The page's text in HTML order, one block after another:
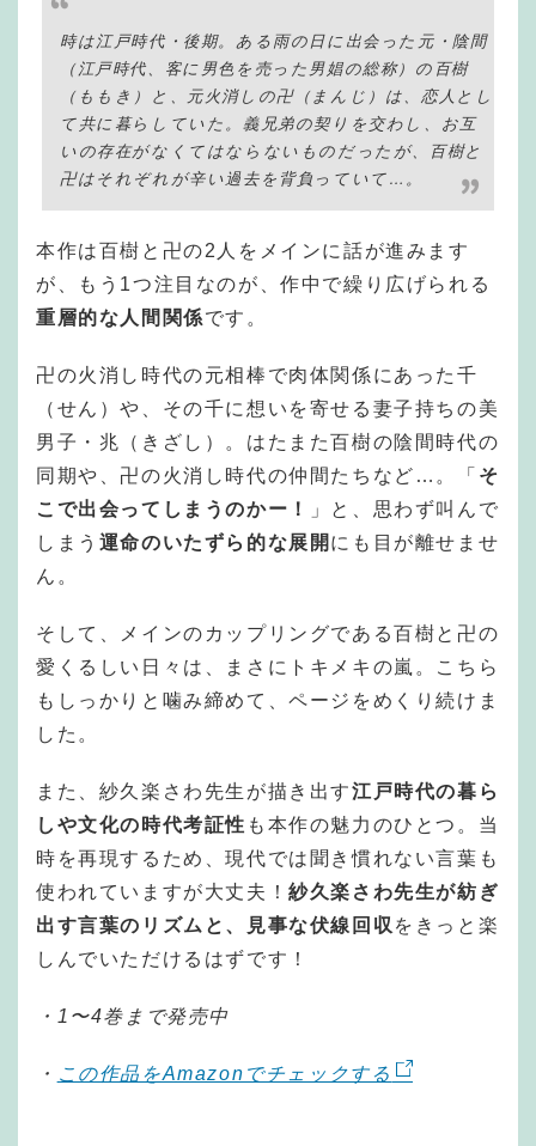
時は江戸時代・後期。ある雨の日に出会った元・陰間
（江戸時代、客に男色を売った男娼の総称）の百樹
（ももき）と、元火消しの卍（まんじ）は、恋人とし
て共に暮らしていた。義兄弟の契りを交わし、お互
いの存在がなくてはならないものだったが、百樹と
卍はそれぞれが辛い過去を背負っていて…。
本作は百樹と卍の2人をメインに話が進みます
が、もう1つ注目なのが、作中で繰り広げられる
重層的な人間関係です。
卍の火消し時代の元相棒で肉体関係にあった千
（せん）や、その千に想いを寄せる妻子持ちの美
男子・兆（きざし）。はたまた百樹の陰間時代の
同期や、卍の火消し時代の仲間たちなど…。「 そ
こで出会ってしまうのかー！
」と、思わず叫んで
しまう 運命のいたずら的な展開 にも目が離せませ
ん。
そして、メインのカップリングである百樹と卍の
愛くるしい日々は、まさにトキメキの嵐。こちら
もしっかりと噛み締めて、ページをめくり続けま
した。
また、紗久楽さわ先生が描き出す江戸時代の暮ら
しや文化の時代考証性 も本作の魅力のひとつ。当
時を再現するため、現代では聞き慣れない言葉も
使われていますが大丈夫！紗久楽さわ先生が紡ぎ
出す言葉のリズムと、見事な伏線回収 をきっと楽
しんでいただけるはずです！
・1〜4巻まで発売中
・ この作品をAmazonでチェックする